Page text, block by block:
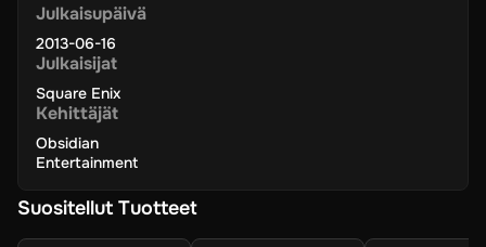
Julkaisupäivä
2013-06-16
Julkaisijat
Square Enix
Kehittäjät
Obsidian
Entertainment
Suositellut Tuotteet